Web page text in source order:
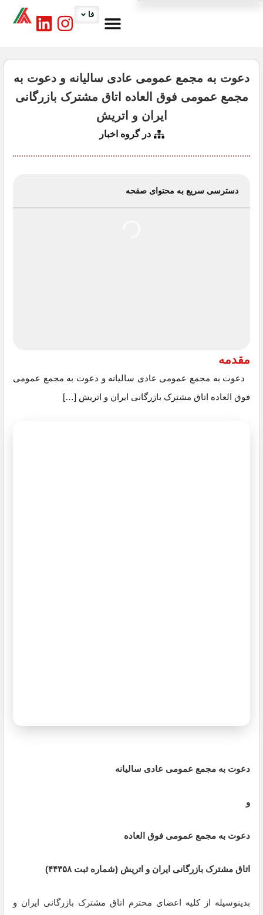
فا
دعوت به مجمع عمومی عادی سالیانه و دعوت به
مجمع عمومی فوق العاده اتاق مشترک بازرگانی
ایران و اتریش
در گروه اخبار
دسترسی سریع به محتوای صفحه
مقدمه
دعوت به مجمع عمومی عادی سالیانه و دعوت به مجمع عمومی
فوق العاده اتاق مشترک بازرگانی ایران و اتریش […]
دعوت به مجمع عمومی عادی سالیانه
و
دعوت به مجمع عمومی فوق العاده
اتاق مشترک بازرگانی ایران و اتریش (شماره ثبت ۴۴۳۵۸)
بدینوسیله از کلیه اعضای محترم اتاق مشترک بازرگانی ایران و